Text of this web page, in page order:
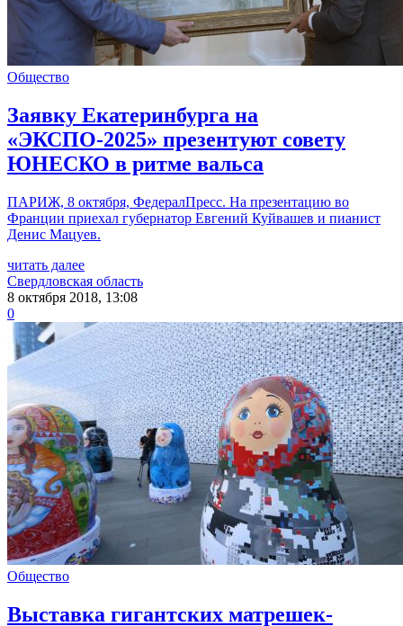
Общество
Заявку Екатеринбурга на
«ЭКСПО-2025» презентуют совету
ЮНЕСКО в ритме вальса
ПАРИЖ, 8 октября, ФедералПресс. На презентацию во
Франции приехал губернатор Евгений Куйвашев и пианист
Денис Мацуев.
читать далее
Свердловская область
8 октября 2018, 13:08
0
Общество
Выставка гигантских матрешек-